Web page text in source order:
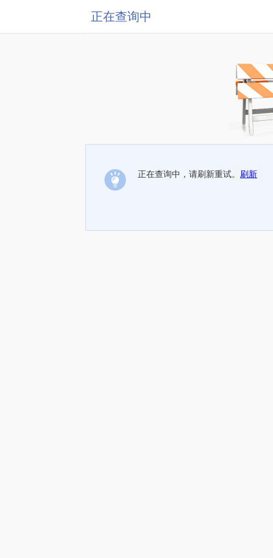
正在查询中
正在查询中，请刷新重试。 刷新